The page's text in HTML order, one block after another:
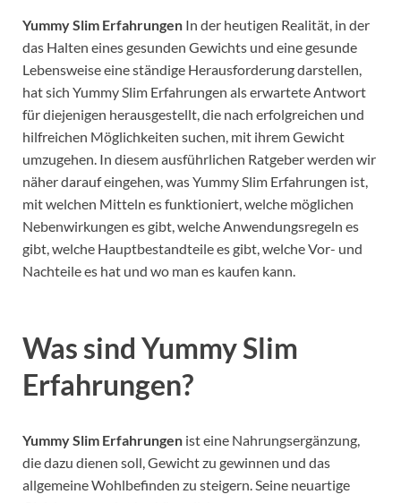
Yummy Slim Erfahrungen In der heutigen Realität, in der
das Halten eines gesunden Gewichts und eine gesunde
Lebensweise eine ständige Herausforderung darstellen,
hat sich Yummy Slim Erfahrungen als erwartete Antwort
für diejenigen herausgestellt, die nach erfolgreichen und
hilfreichen Möglichkeiten suchen, mit ihrem Gewicht
umzugehen. In diesem ausführlichen Ratgeber werden wir
näher darauf eingehen, was Yummy Slim Erfahrungen ist,
mit welchen Mitteln es funktioniert, welche möglichen
Nebenwirkungen es gibt, welche Anwendungsregeln es
gibt, welche Hauptbestandteile es gibt, welche Vor- und
Nachteile es hat und wo man es kaufen kann.
Was sind Yummy Slim
Erfahrungen?
Yummy Slim Erfahrungen ist eine Nahrungsergänzung,
die dazu dienen soll, Gewicht zu gewinnen und das
allgemeine Wohlbefinden zu steigern. Seine neuartige